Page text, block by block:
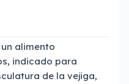
alimento
indicado para
de la vejiga,